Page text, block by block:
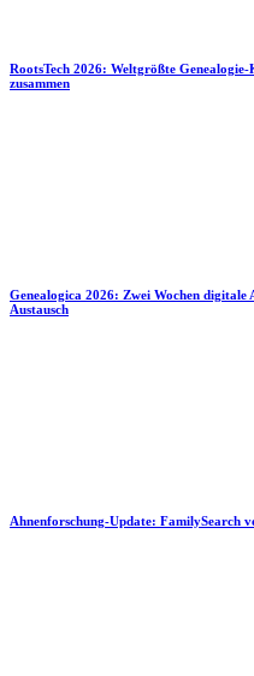
RootsTech 2026: Weltgrößte
zusammen
Genealogica 2026: Zwei Wochen
Austausch
Ahnenforschung-Update: FamilySearch